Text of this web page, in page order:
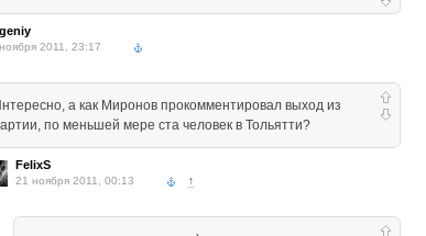
2011, 23:17
а как Миронов прокомментировал выход из
по меньшей мере ста человек в Тольятти?
FelixS
21 ноября 2011, 00:13 ↑